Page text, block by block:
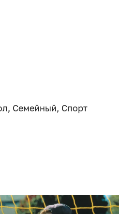
, Семейный, Спорт